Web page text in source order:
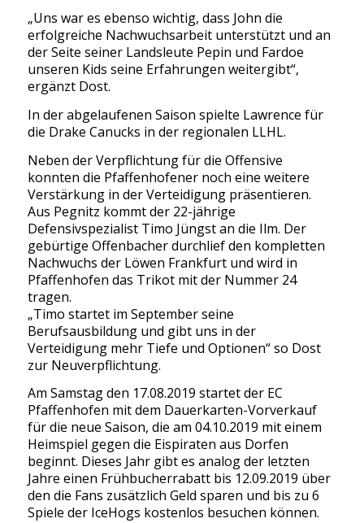
„Uns war es ebenso wichtig, dass John die
erfolgreiche Nachwuchsarbeit unterstützt und an
der Seite seiner Landsleute Pepin und Fardoe
unseren Kids seine Erfahrungen weitergibt“,
ergänzt Dost.
In der abgelaufenen Saison spielte Lawrence für
die Drake Canucks in der regionalen LLHL.
Neben der Verpflichtung für die Offensive
konnten die Pfaffenhofener noch eine weitere
Verstärkung in der Verteidigung präsentieren.
Aus Pegnitz kommt der 22-jährige
Defensivspezialist Timo Jüngst an die Ilm. Der
gebürtige Offenbacher durchlief den kompletten
Nachwuchs der Löwen Frankfurt und wird in
Pfaffenhofen das Trikot mit der Nummer 24
tragen.
„Timo startet im September seine
Berufsausbildung und gibt uns in der
Verteidigung mehr Tiefe und Optionen“ so Dost
zur Neuverpflichtung.
Am Samstag den 17.08.2019 startet der EC
Pfaffenhofen mit dem Dauerkarten-Vorverkauf
für die neue Saison, die am 04.10.2019 mit einem
Heimspiel gegen die Eispiraten aus Dorfen
beginnt. Dieses Jahr gibt es analog der letzten
Jahre einen Frühbucherrabatt bis 12.09.2019 über
den die Fans zusätzlich Geld sparen und bis zu 6
Spiele der IceHogs kostenlos besuchen können.